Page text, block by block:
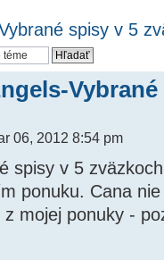
spisy v 5
06, 2012 8:54 pm
spisy v 5
ponuku. Cana
mojej ponuky -